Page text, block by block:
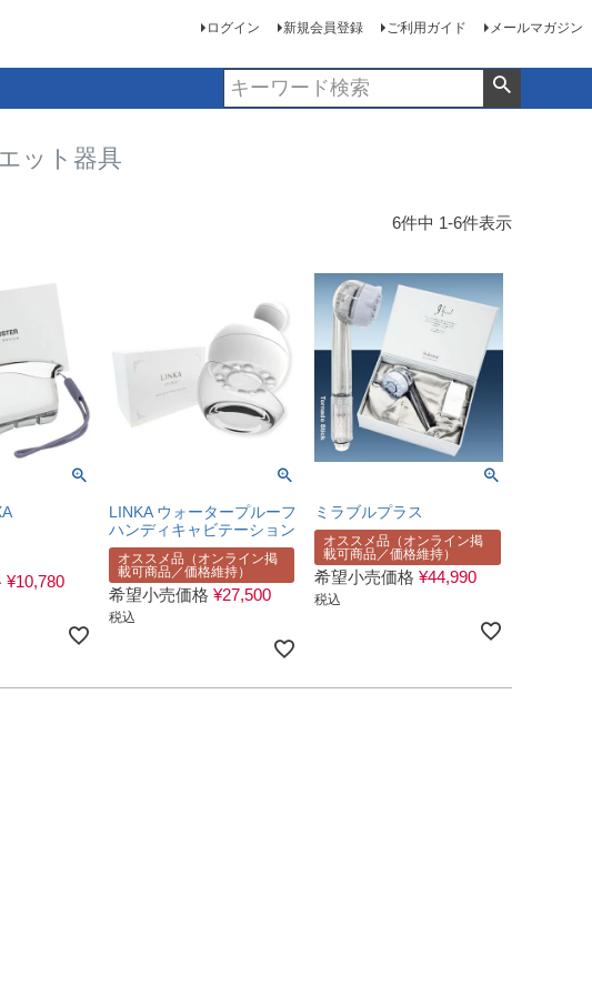
ログイン 新規会員登録 ご利用ガイド メールマガジン
ット器具
6件中 1-6件表示
¥10,780
LINKA ウォータープルーフ
ハンディキャビテーション
オススメ品（オンライン掲
載可商品／価格維持）
希望小売価格 ¥27,500
税込
ミラブルプラス
オススメ品（オンライン掲
載可商品／価格維持）
希望小売価格 ¥44,990
税込